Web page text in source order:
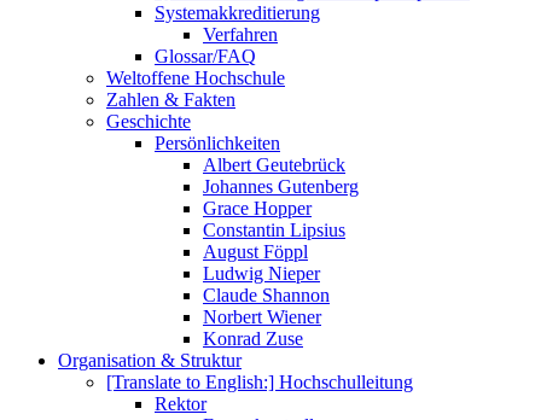
Systemakkreditierung
Verfahren
Glossar/FAQ
Weltoffene Hochschule
Zahlen & Fakten
Geschichte
Persönlichkeiten
Albert Geutebrück
Johannes Gutenberg
Grace Hopper
Constantin Lipsius
August Föppl
Ludwig Nieper
Claude Shannon
Norbert Wiener
Konrad Zuse
Organisation & Struktur
[Translate to English:] Hochschulleitung
Rektor